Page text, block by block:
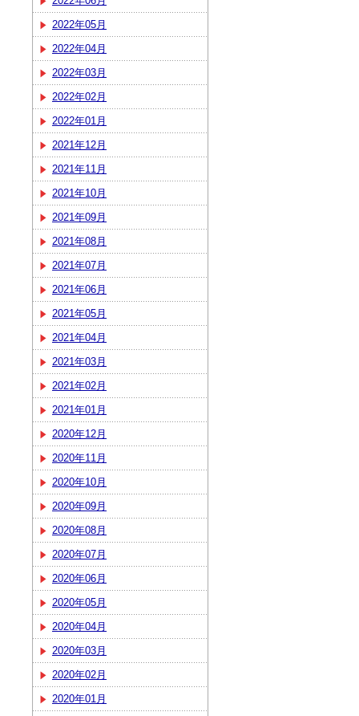
2022年05月
2022年04月
2022年03月
2022年02月
2022年01月
2021年12月
2021年11月
2021年10月
2021年09月
2021年08月
2021年07月
2021年06月
2021年05月
2021年04月
2021年03月
2021年02月
2021年01月
2020年12月
2020年11月
2020年10月
2020年09月
2020年08月
2020年07月
2020年06月
2020年05月
2020年04月
2020年03月
2020年02月
2020年01月